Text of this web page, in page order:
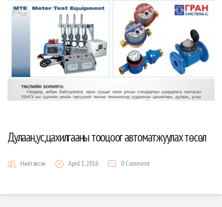
Дулаан,ус,цахилгааны тооцоог автоматжуулах төсөл
Нийтэлсэн April 1, 2016 0 Comment